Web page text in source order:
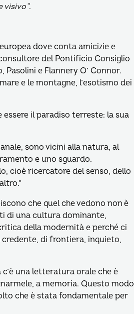
visivo”.
dove conta amicizie e
del Pontificio Consiglio
Pasolini e Flannery O’ Connor.
e le montagne, l’esotismo dei
il paradiso terreste: la sua
sono vicini alla natura, al
e uno sguardo.
cioè ricercatore del senso, dello
che quel che vedono non è
di una cultura dominante,
della modernità e perché ci
di frontiera, inquieto,
una letteratura orale che è
a memoria. Questo modo
che è stata fondamentale per